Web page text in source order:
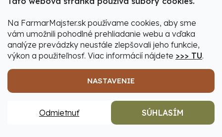
Na FarmarMajster.sk používame cookies, aby sme
vám umožnili pohodlné prehliadanie webu a vďaka
analýze prevádzky neustále zlepšovali jeho funkcie,
výkon a použiteľnosť. Viac informácií nájdete >>> TU.
NASTAVENIE
Odmietnuť SÚHLASÍM
Predajne
Predajňa Levice
934 05 Levice
Predajňa Šamorín
931 01 Šamorín